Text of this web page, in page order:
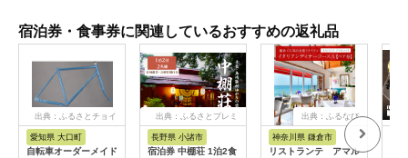
宿泊券・食事券に関連しているおすすめの返礼品
出典：ふるさとチョイ
愛知県 大口町
自転車オーダーメイド
出典：ふるさとプレミ
長野県 小諸市
宿泊券 中棚荘 1泊2食
出典：ふるなび
神奈川県 鎌倉市
リストランテ アマル